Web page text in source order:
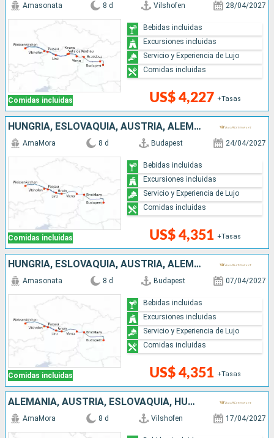
Comidas incluidas
Amasonata 8 d Vilshofen 28/04/2027
US$ 4,227 +Tasas
Bebidas incluidas
Excursiones incluidas
Servicio y Experiencia de Lujo
Comidas incluidas
HUNGRÍA, ESLOVAQUIA, AUSTRIA, ALEMANIA
Comidas incluidas
AmaMora 8 d Budapest 24/04/2027
US$ 4,351 +Tasas
Bebidas incluidas
Excursiones incluidas
Servicio y Experiencia de Lujo
Comidas incluidas
HUNGRÍA, ESLOVAQUIA, AUSTRIA, ALEMANIA
Comidas incluidas
Amasonata 8 d Budapest 07/04/2027
US$ 4,351 +Tasas
Bebidas incluidas
Excursiones incluidas
Servicio y Experiencia de Lujo
Comidas incluidas
ALEMANIA, AUSTRIA, ESLOVAQUIA, HUNGRÍA
AmaMora 8 d Vilshofen 17/04/2027